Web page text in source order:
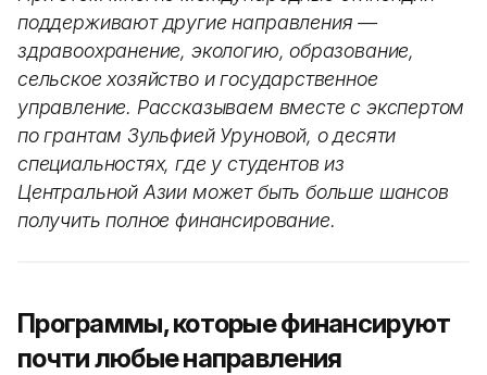
поддерживают другие направления —
здравоохранение, экологию, образование,
сельское хозяйство и государственное
управление. Рассказываем вместе с экспертом
по грантам Зульфией Уруновой, о десяти
специальностях, где у студентов из
Центральной Азии может быть больше шансов
получить полное финансирование.
Программы, которые финансируют
почти любые направления